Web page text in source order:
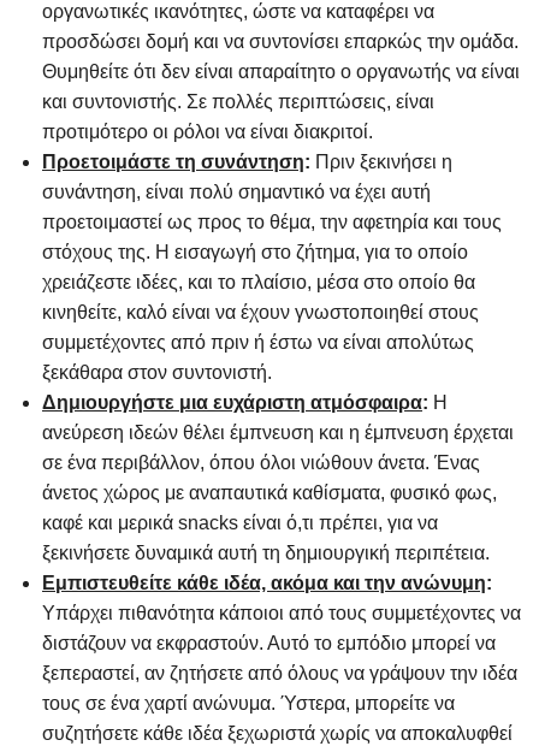
οργανωτικές ικανότητες, ώστε να καταφέρει να
προσδώσει δομή και να συντονίσει επαρκώς την ομάδα.
Θυμηθείτε ότι δεν είναι απαραίτητο ο οργανωτής να είναι
και συντονιστής. Σε πολλές περιπτώσεις, είναι
προτιμότερο οι ρόλοι να είναι διακριτοί.
Προετοιμάστε τη συνάντηση: Πριν ξεκινήσει η
συνάντηση, είναι πολύ σημαντικό να έχει αυτή
προετοιμαστεί ως προς το θέμα, την αφετηρία και τους
στόχους της. Η εισαγωγή στο ζήτημα, για το οποίο
χρειάζεστε ιδέες, και το πλαίσιο, μέσα στο οποίο θα
κινηθείτε, καλό είναι να έχουν γνωστοποιηθεί στους
συμμετέχοντες από πριν ή έστω να είναι απολύτως
ξεκάθαρα στον συντονιστή.
Δημιουργήστε μια ευχάριστη ατμόσφαιρα: Η
ανεύρεση ιδεών θέλει έμπνευση και η έμπνευση έρχεται
σε ένα περιβάλλον, όπου όλοι νιώθουν άνετα. Ένας
άνετος χώρος με αναπαυτικά καθίσματα, φυσικό φως,
καφέ και μερικά snacks είναι ό,τι πρέπει, για να
ξεκινήσετε δυναμικά αυτή τη δημιουργική περιπέτεια.
Εμπιστευθείτε κάθε ιδέα, ακόμα και την ανώνυμη:
Υπάρχει πιθανότητα κάποιοι από τους συμμετέχοντες να
διστάζουν να εκφραστούν. Αυτό το εμπόδιο μπορεί να
ξεπεραστεί, αν ζητήσετε από όλους να γράψουν την ιδέα
τους σε ένα χαρτί ανώνυμα. Ύστερα, μπορείτε να
συζητήσετε κάθε ιδέα ξεχωριστά χωρίς να αποκαλυφθεί